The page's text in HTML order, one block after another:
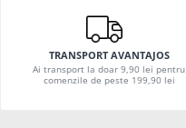
TRANSPORT AVANTAJOS
Ai transport la doar 9,90 lei pentru
comenzile de peste 199,90 lei